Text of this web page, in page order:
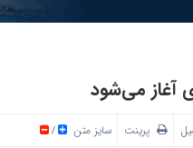
آغاز می‌شود
پرینت سایز متن /